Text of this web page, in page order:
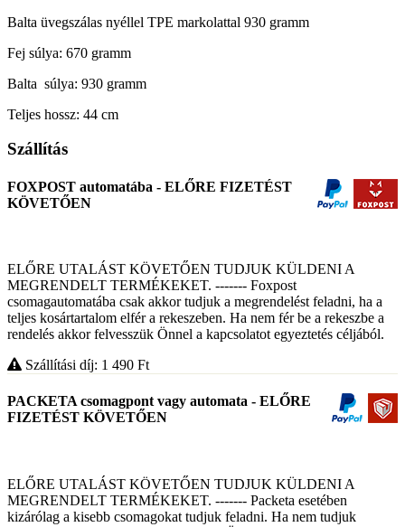
Balta üvegszálas nyéllel TPE markolattal 930 gramm
Fej súlya: 670 gramm
Balta súlya: 930 gramm
Teljes hossz: 44 cm
Szállítás
FOXPOST automatába - ELŐRE FIZETÉST
KÖVETŐEN
ELŐRE UTALÁST KÖVETŐEN TUDJUK KÜLDENI A
MEGRENDELT TERMÉKEKET. ------- Foxpost
csomagautomatába csak akkor tudjuk a megrendelést feladni, ha a
teljes kosártartalom elfér a rekeszeben. Ha nem fér be a rekeszbe a
rendelés akkor felvesszük Önnel a kapcsolatot egyeztetés céljából.
Szállítási díj: 1 490 Ft
PACKETA csomagpont vagy automata - ELŐRE
FIZETÉST KÖVETŐEN
ELŐRE UTALÁST KÖVETŐEN TUDJUK KÜLDENI A
MEGRENDELT TERMÉKEKET. ------- Packeta esetében
kizárólag a kisebb csomagokat tudjuk feladni. Ha nem tudjuk